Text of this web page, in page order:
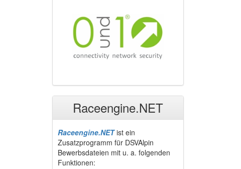
Raceengine.NET
Raceengine.NETist ein
Zusatzprogramm für DSVAlpin
Bewerbsdateien mit u. a. folgenden
Funktionen: